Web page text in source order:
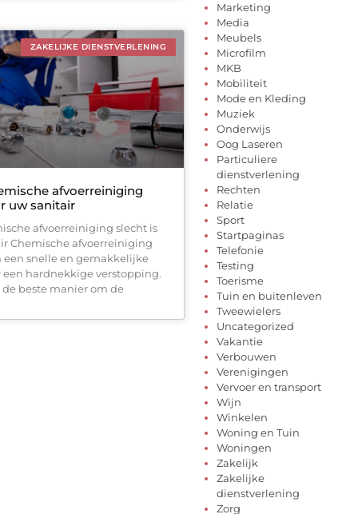
ZAKELIJKE DIENSTVERLENING
afvoerreiniging
uw sanitair
afvoerreiniging slecht is
Chemische afvoerreiniging
snelle en gemakkelijke
een hardnekkige verstopping.
de beste manier om de
Marketing
Media
Meubels
Microfilm
MKB
Mobiliteit
Mode en Kleding
Muziek
Onderwijs
Oog Laseren
Particuliere
dienstverlening
Rechten
Relatie
Sport
Startpaginas
Telefonie
Testing
Toerisme
Tuin en buitenleven
Tweewielers
Uncategorized
Vakantie
Verbouwen
Verenigingen
Vervoer en transport
Wijn
Winkelen
Woning en Tuin
Woningen
Zakelijk
Zakelijke
dienstverlening
Zorg